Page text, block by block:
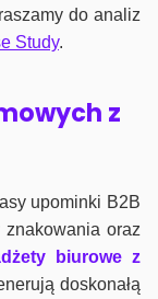
do analiz
Study.
z
upominki B2B
oraz
biurowe z
doskonałą